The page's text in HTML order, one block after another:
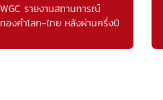
WGC รายงานสถานการณ์
ทองคำโลก-ไทย หลังผ่านครึ่งปี